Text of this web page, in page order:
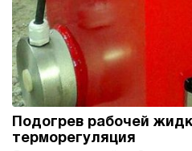
Подогрев рабочей
терморегуляция